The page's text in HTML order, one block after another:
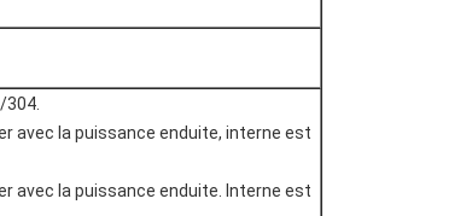
304.
avec la puissance enduite, interne est
avec la puissance enduite. Interne est